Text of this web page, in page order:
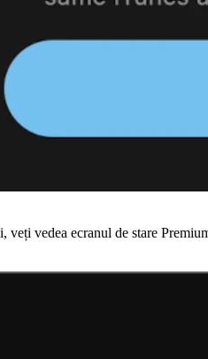
veți vedea ecranul de stare